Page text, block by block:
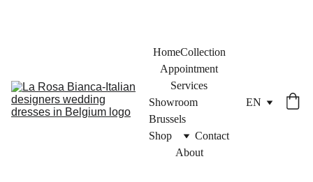
HomeCollection
Appointment
Services
Showroom
Brussels
Shop
Contact
About
EN